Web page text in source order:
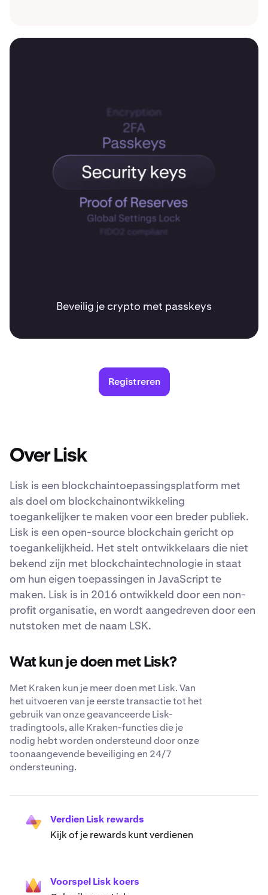
Beveilig je crypto met passkeys
Registreren
Over Lisk
Lisk is een blockchaintoepassingsplatform met
als doel om blockchainontwikkeling
toegankelijker te maken voor een breder publiek.
Lisk is een open-source blockchain gericht op
toegankelijkheid. Het stelt ontwikkelaars die niet
bekend zijn met blockchaintechnologie in staat
om hun eigen toepassingen in JavaScript te
maken. Lisk is in 2016 ontwikkeld door een non-
profit organisatie, en wordt aangedreven door een
nutstoken met de naam LSK.
Wat kun je doen met Lisk?
Met Kraken kun je meer doen met Lisk. Van
het uitvoeren van je eerste transactie tot het
gebruik van onze geavanceerde Lisk-
tradingtools, alle Kraken-functies die je
nodig hebt worden ondersteund door onze
toonaangevende beveiliging en 24/7
ondersteuning.
Verdien Lisk rewards
Kijk of je rewards kunt verdienen
Voorspel Lisk koers